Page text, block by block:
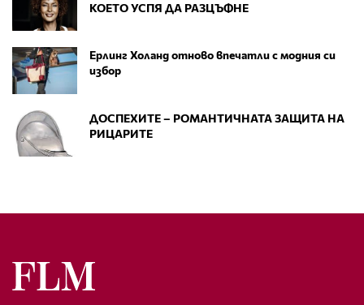
КОЕТО УСПЯ ДА РАЗЦЪФНЕ
Ерлинг Холанд отново впечатли с модния си
избор
ДОСПЕХИТЕ – РОМАНТИЧНАТА ЗАЩИТА НА
РИЦАРИТЕ